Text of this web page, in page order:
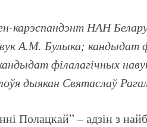
карэспандэнт НАН
А.М. Булыка; кандыдат
філалагічных
дыякан Святаслаў
Полацкай” – адзін з